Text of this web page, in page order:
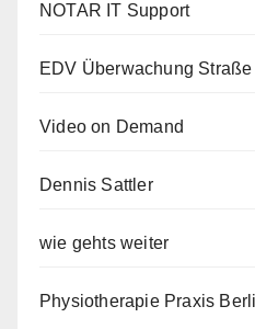
NOTAR IT Support
EDV Überwachung Straße
Video on Demand
Dennis Sattler
wie gehts weiter
Physiotherapie Praxis